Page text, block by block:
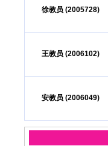
徐教员 (2005728)
王教员 (2006102)
安教员 (2006049)